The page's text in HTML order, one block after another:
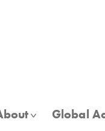
Global